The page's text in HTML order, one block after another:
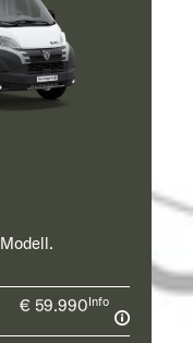
€ 59.990Info